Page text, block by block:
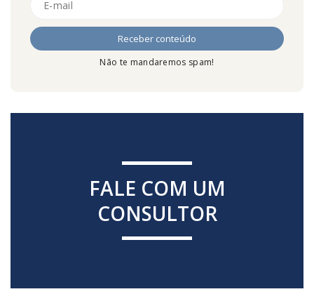
Não te mandaremos spam!
FALE COM UM
CONSULTOR